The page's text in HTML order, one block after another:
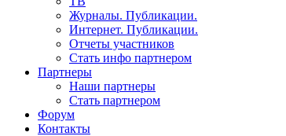
Журналы. Публикации.
Интернет. Публикации.
Отчеты участников
Стать инфо партнером
Партнеры
Наши партнеры
Стать партнером
Форум
Контакты